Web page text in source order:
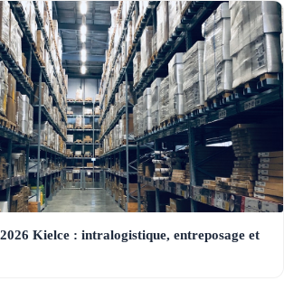
Kielce : intralogistique, entreposage et